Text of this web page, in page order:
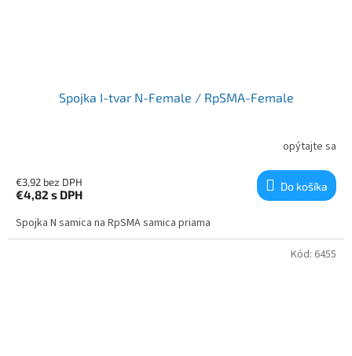
Spojka I-tvar N-Female / RpSMA-Female
opýtajte sa
€3,92 bez DPH
€4,82 s DPH
Do košíka
Spojka N samica na RpSMA samica priama
Kód: 6455